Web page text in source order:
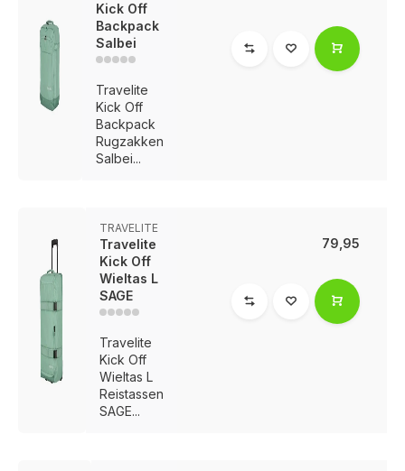
Kick Off
Backpack
Salbei
Travelite
Kick Off
Backpack
Rugzakken
Salbei...
TRAVELITE
Travelite
Kick Off
Wieltas L
SAGE
Travelite
Kick Off
Wieltas L
Reistassen
SAGE...
79,95